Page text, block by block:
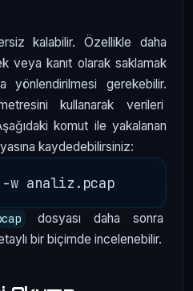
kalabilir. Özellikle daha
veya kanıt olarak saklamak
yönlendirilmesi gerekebilir.
kullanarak verileri
komut ile yakalanan
kaydedebilirsiniz:
dosyası daha sonra
bir biçimde incelenebilir.